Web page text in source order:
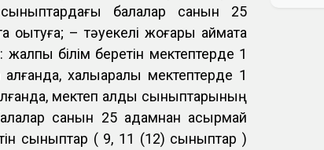
балалар санын 25
– тәуекелі жоғары аймақта
жалпы білім беретін мектептерде 1
халықаралық мектептерде 1
мектеп алды сыныптарының
санын 25 адамнан асырмай
сыныптар ( 9, 11 (12) сыныптар )